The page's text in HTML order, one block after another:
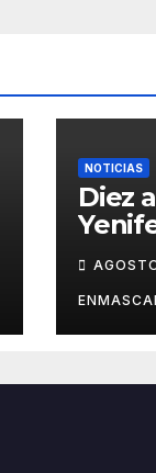
NOTICIAS
Diez
vídeo